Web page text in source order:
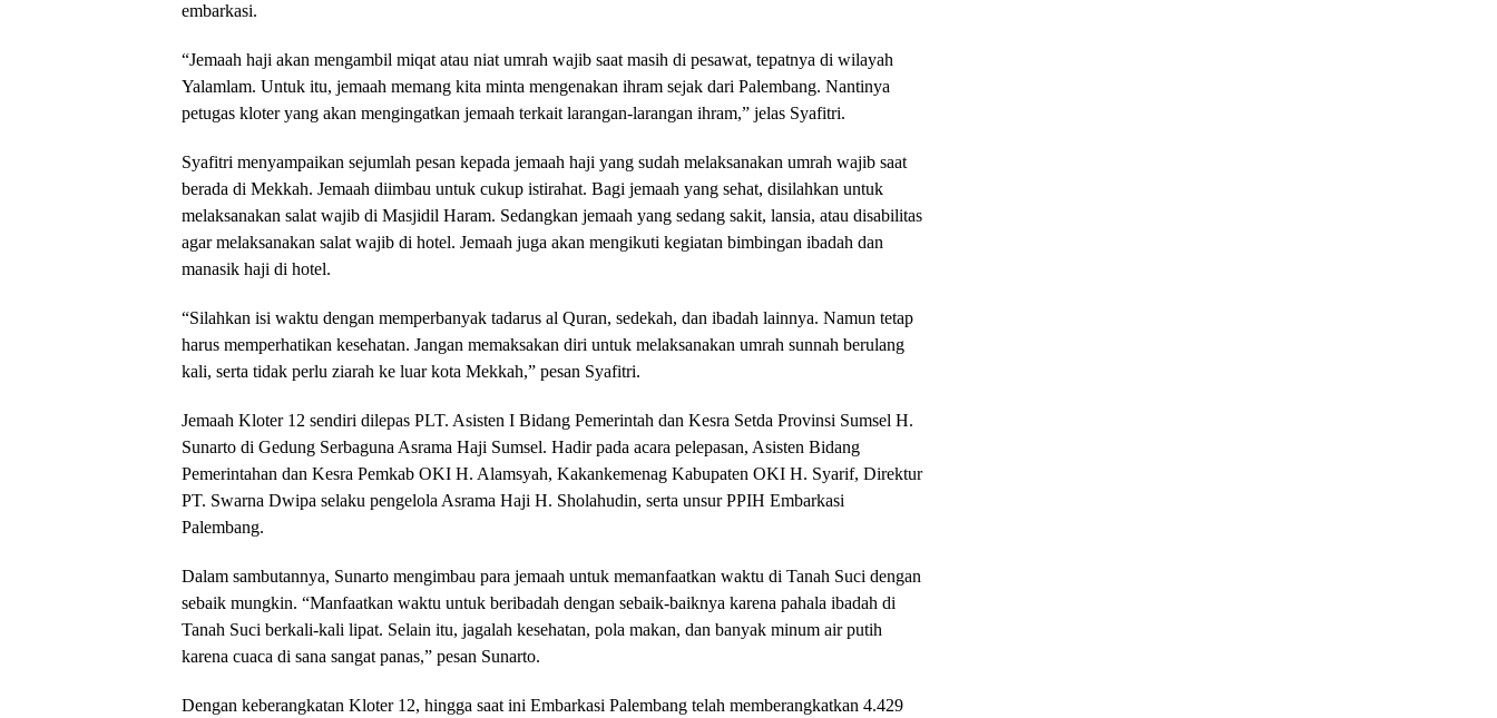
embarkasi.
“Jemaah haji akan mengambil miqat atau niat umrah wajib saat masih di pesawat, tepatnya di wilayah
Yalamlam. Untuk itu, jemaah memang kita minta mengenakan ihram sejak dari Palembang. Nantinya
petugas kloter yang akan mengingatkan jemaah terkait larangan-larangan ihram,” jelas Syafitri.
Syafitri menyampaikan sejumlah pesan kepada jemaah haji yang sudah melaksanakan umrah wajib saat
berada di Mekkah. Jemaah diimbau untuk cukup istirahat. Bagi jemaah yang sehat, disilahkan untuk
melaksanakan salat wajib di Masjidil Haram. Sedangkan jemaah yang sedang sakit, lansia, atau disabilitas
agar melaksanakan salat wajib di hotel. Jemaah juga akan mengikuti kegiatan bimbingan ibadah dan
manasik haji di hotel.
“Silahkan isi waktu dengan memperbanyak tadarus al Quran, sedekah, dan ibadah lainnya. Namun tetap
harus memperhatikan kesehatan. Jangan memaksakan diri untuk melaksanakan umrah sunnah berulang
kali, serta tidak perlu ziarah ke luar kota Mekkah,” pesan Syafitri.
Jemaah Kloter 12 sendiri dilepas PLT. Asisten I Bidang Pemerintah dan Kesra Setda Provinsi Sumsel H.
Sunarto di Gedung Serbaguna Asrama Haji Sumsel. Hadir pada acara pelepasan, Asisten Bidang
Pemerintahan dan Kesra Pemkab OKI H. Alamsyah, Kakankemenag Kabupaten OKI H. Syarif, Direktur
PT. Swarna Dwipa selaku pengelola Asrama Haji H. Sholahudin, serta unsur PPIH Embarkasi
Palembang.
Dalam sambutannya, Sunarto mengimbau para jemaah untuk memanfaatkan waktu di Tanah Suci dengan
sebaik mungkin. “Manfaatkan waktu untuk beribadah dengan sebaik-baiknya karena pahala ibadah di
Tanah Suci berkali-kali lipat. Selain itu, jagalah kesehatan, pola makan, dan banyak minum air putih
karena cuaca di sana sangat panas,” pesan Sunarto.
Dengan keberangkatan Kloter 12, hingga saat ini Embarkasi Palembang telah memberangkatkan 4.429